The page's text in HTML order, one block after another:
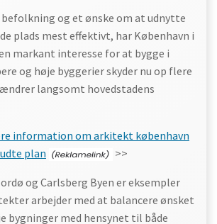
befolkning og et ønske om at udnytte
plads mest effektivt, har København i
markant interesse for at bygge i
og høje byggerier skyder nu op flere
langsomt hovedstadens
information om arkitekt københavn
plan
>>
og Carlsberg Byen er eksempler
arbejder med at balancere ønsket
bygninger med hensynet til både